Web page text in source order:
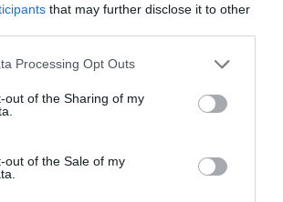
that may further disclose it to other
Processing Opt Outs
out of the Sharing of my
out of the Sale of my